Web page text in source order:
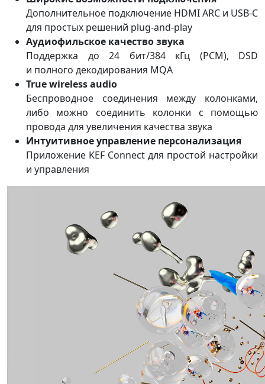
Дополнительное подключение HDMI ARC и USB-C
для простых решений plug-and-play
Аудиофильское качество звука
Поддержка до 24 бит/384 кГц (PCM), DSD
и полного декодирования MQA
True wireless audio
Беспроводное соединения между колонками,
либо можно соединить колонки с помощью
провода для увеличения качества звука
Интуитивное управление персонализация
Приложение KEF Connect для простой настройки
и управления